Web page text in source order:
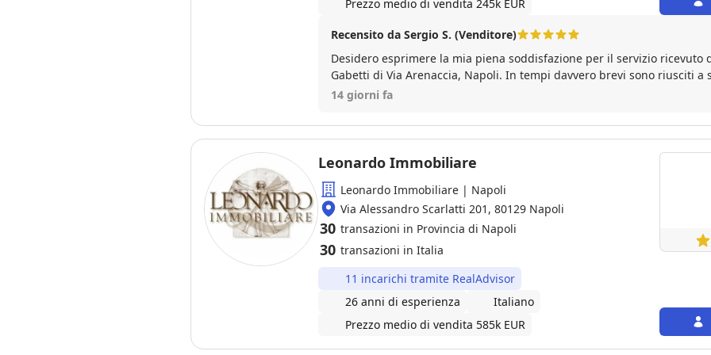
Prezzo medio di vendita 245k EUR
Recensito da Sergio S. (Venditore)
Desidero esprimere la mia piena soddisfazione per il servizio ricevuto
Gabetti di Via Arenaccia, Napoli. In tempi davvero brevi sono riusciti
aspettative portando a termine la vendita della mia casa con grande
estremamente disponibile, sempre presente e pronta a fornire
della trattativa. Inoltre, desidero sottolineare la cortesia e la
particolare della sig.ra Floriana, che rappresenta il primo contatto con
accolto con gentilezza, disponibilità e attenzione alle mie esigenze.
agenzia a chiunque desideri vendere o acquistare un immobile
preparati. Grazie ancora per l'eccellente lavoro svolto!
14 giorni fa
Leonardo Immobiliare
Leonardo Immobiliare | Napoli
Via Alessandro Scarlatti 201, 80129 Napoli
30 transazioni in Provincia di Napoli
30 transazioni in Italia
11 incarichi tramite RealAdvisor
26 anni di esperienza
Italiano
Prezzo medio di vendita 585k EUR